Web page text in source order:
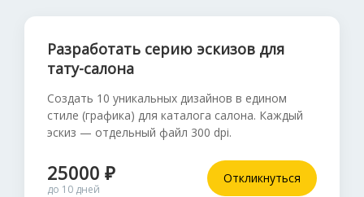
Разработать серию эскизов для
тату-салона
Создать 10 уникальных дизайнов в едином
стиле (графика) для каталога салона. Каждый
эскиз — отдельный файл 300 dpi.
25000 ₽
до 10 дней
Откликнуться